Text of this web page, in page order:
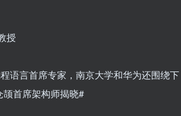
授
语言首席专家，南京大学和华为还围绕下
首席架构师揭晓#